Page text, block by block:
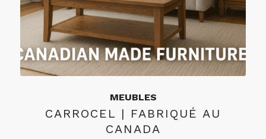
MEUBLES
CARROCEL | FABRIQUÉ AU
CANADA